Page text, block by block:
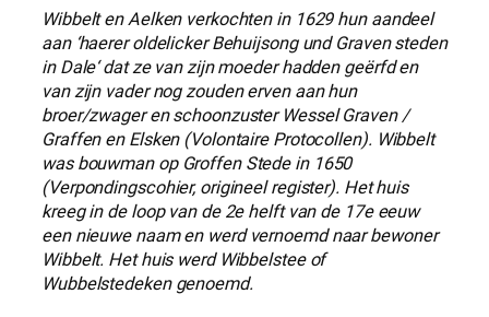
Wibbelt en Aelken verkochten in 1629 hun aandeel
aan ‘haerer oldelicker Behuijsong und Graven steden
in Dale‘ dat ze van zijn moeder hadden geërfd en
van zijn vader nog zouden erven aan hun
broer/zwager en schoonzuster Wessel Graven /
Graffen en Elsken (Volontaire Protocollen). Wibbelt
was bouwman op Groffen Stede in 1650
(Verpondingscohier, origineel register). Het huis
kreeg in de loop van de 2e helft van de 17e eeuw
een nieuwe naam en werd vernoemd naar bewoner
Wibbelt. Het huis werd Wibbelstee of
Wubbelstedeken genoemd.